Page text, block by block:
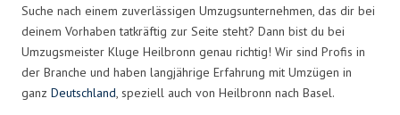
Suche nach einem zuverlässigen Umzugsunternehmen, das dir bei
deinem Vorhaben tatkräftig zur Seite steht? Dann bist du bei
Umzugsmeister Kluge Heilbronn genau richtig! Wir sind Profis in
der Branche und haben langjährige Erfahrung mit Umzügen in
ganz Deutschland, speziell auch von Heilbronn nach Basel.